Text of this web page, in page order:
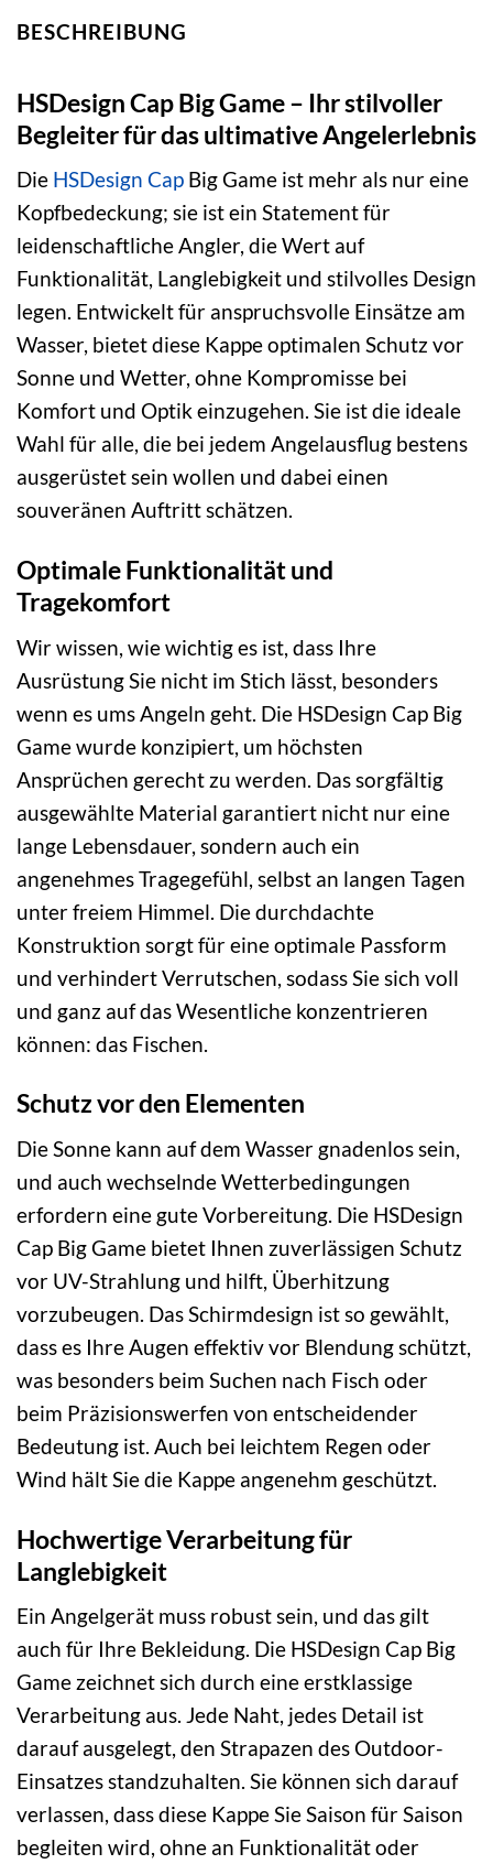
BESCHREIBUNG
HSDesign Cap Big Game – Ihr stilvoller
Begleiter für das ultimative Angelerlebnis
Die HSDesign Cap Big Game ist mehr als nur eine
Kopfbedeckung; sie ist ein Statement für
leidenschaftliche Angler, die Wert auf
Funktionalität, Langlebigkeit und stilvolles Design
legen. Entwickelt für anspruchsvolle Einsätze am
Wasser, bietet diese Kappe optimalen Schutz vor
Sonne und Wetter, ohne Kompromisse bei
Komfort und Optik einzugehen. Sie ist die ideale
Wahl für alle, die bei jedem Angelausflug bestens
ausgerüstet sein wollen und dabei einen
souveränen Auftritt schätzen.
Optimale Funktionalität und
Tragekomfort
Wir wissen, wie wichtig es ist, dass Ihre
Ausrüstung Sie nicht im Stich lässt, besonders
wenn es ums Angeln geht. Die HSDesign Cap Big
Game wurde konzipiert, um höchsten
Ansprüchen gerecht zu werden. Das sorgfältig
ausgewählte Material garantiert nicht nur eine
lange Lebensdauer, sondern auch ein
angenehmes Tragegefühl, selbst an langen Tagen
unter freiem Himmel. Die durchdachte
Konstruktion sorgt für eine optimale Passform
und verhindert Verrutschen, sodass Sie sich voll
und ganz auf das Wesentliche konzentrieren
können: das Fischen.
Schutz vor den Elementen
Die Sonne kann auf dem Wasser gnadenlos sein,
und auch wechselnde Wetterbedingungen
erfordern eine gute Vorbereitung. Die HSDesign
Cap Big Game bietet Ihnen zuverlässigen Schutz
vor UV-Strahlung und hilft, Überhitzung
vorzubeugen. Das Schirmdesign ist so gewählt,
dass es Ihre Augen effektiv vor Blendung schützt,
was besonders beim Suchen nach Fisch oder
beim Präzisionswerfen von entscheidender
Bedeutung ist. Auch bei leichtem Regen oder
Wind hält Sie die Kappe angenehm geschützt.
Hochwertige Verarbeitung für
Langlebigkeit
Ein Angelgerät muss robust sein, und das gilt
auch für Ihre Bekleidung. Die HSDesign Cap Big
Game zeichnet sich durch eine erstklassige
Verarbeitung aus. Jede Naht, jedes Detail ist
darauf ausgelegt, den Strapazen des Outdoor-
Einsatzes standzuhalten. Sie können sich darauf
verlassen, dass diese Kappe Sie Saison für Saison
begleiten wird, ohne an Funktionalität oder